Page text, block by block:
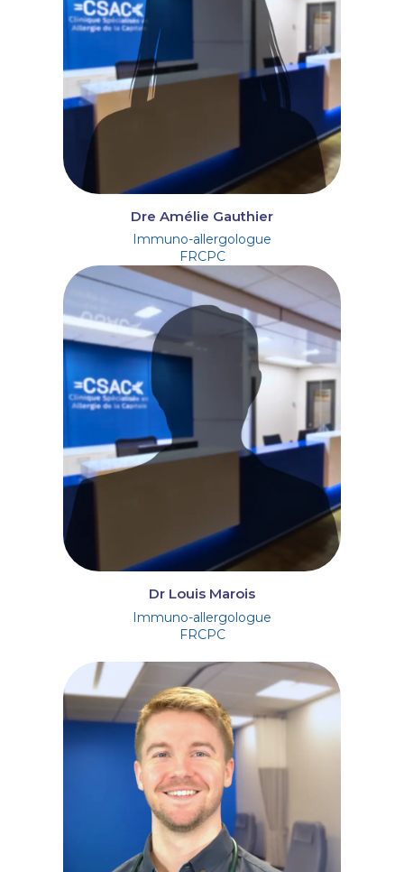
Dre Amélie Gauthier
Immuno-allergologue
FRCPC
Dr Louis Marois
Immuno-allergologue
FRCPC